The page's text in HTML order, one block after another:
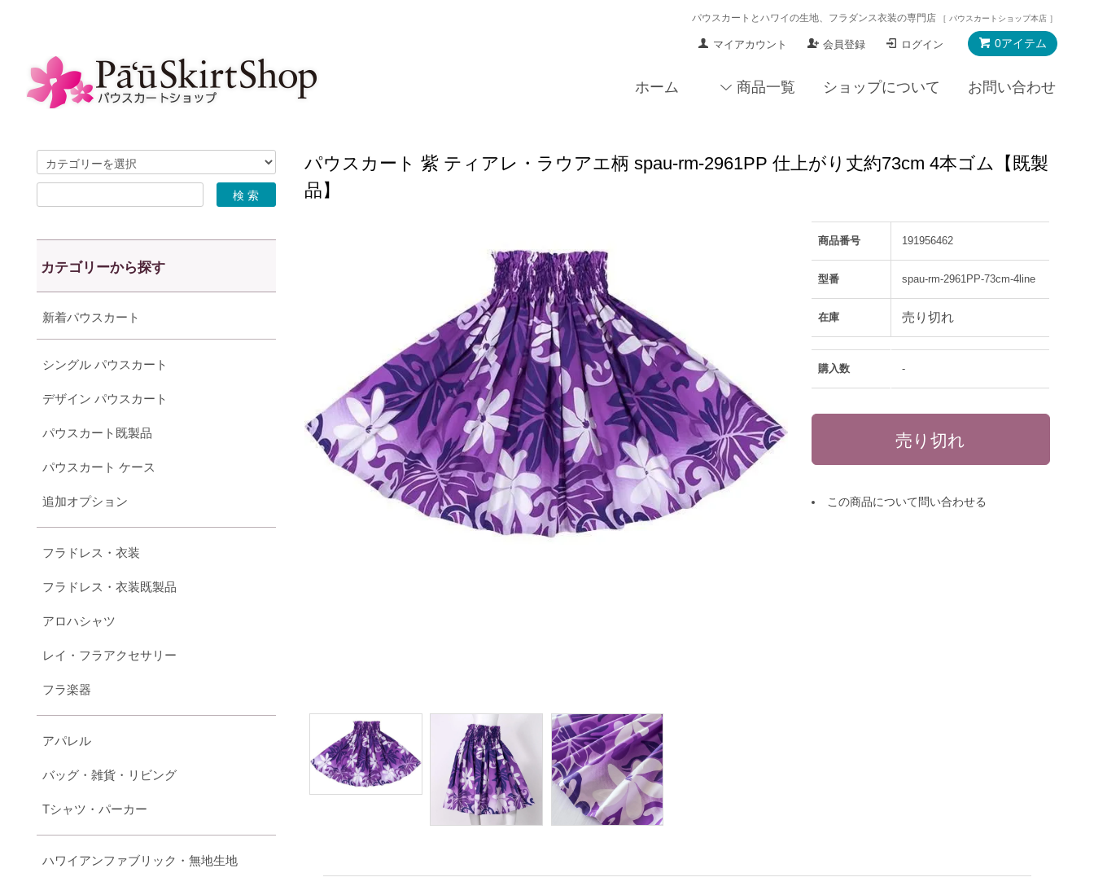
パウスカートとハワイの生地、フラダンス衣装の専門店 ［ パウスカートショップ本店 ］
0アイテム
マイアカウント 会員登録 ログイン
ホーム 商品一覧 ショップについて お問い合わせ
パウスカート 紫 ティアレ・ラウアエ柄 spau-rm-2961PP 仕上がり丈約73cm 4本ゴム【既製
品】
商品番号 191956462
型番 spau-rm-2961PP-73cm-4line
在庫 売り切れ
購入数 -
この商品について問い合わせる
カテゴリーから探す
新着パウスカート
シングル パウスカート
デザイン パウスカート
パウスカート既製品
パウスカート ケース
追加オプション
フラドレス・衣装
フラドレス・衣装既製品
アロハシャツ
レイ・フラアクセサリー
フラ楽器
アパレル
バッグ・雑貨・リビング
Tシャツ・パーカー
ハワイアンファブリック・無地生地